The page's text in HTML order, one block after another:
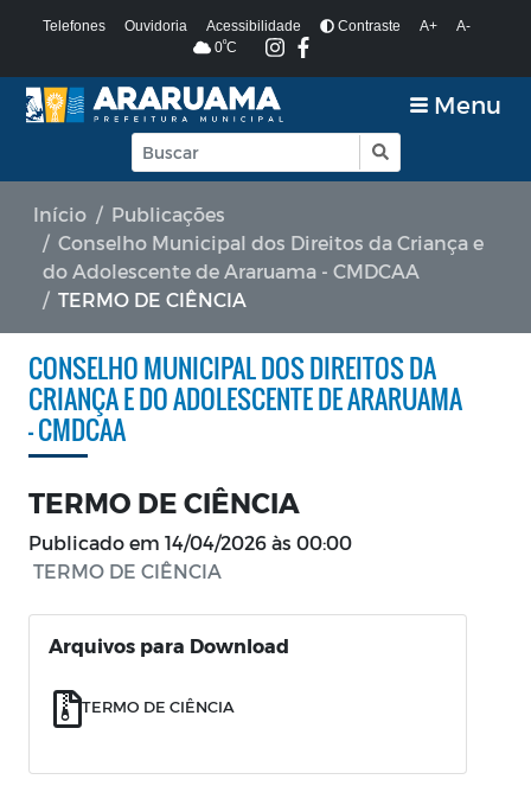
Telefones Ouvidoria Acessibilidade Contraste A+
A-
0ºC
Menu
Início
Publicações
Conselho Municipal dos Direitos da Criança e
do Adolescente de Araruama - CMDCAA
TERMO DE CIÊNCIA
CONSELHO MUNICIPAL DOS DIREITOS DA
CRIANÇA E DO ADOLESCENTE DE ARARUAMA
- CMDCAA
TERMO DE CIÊNCIA
Publicado em 14/04/2026 às 00:00
TERMO DE CIÊNCIA
Arquivos para Download
TERMO DE CIÊNCIA